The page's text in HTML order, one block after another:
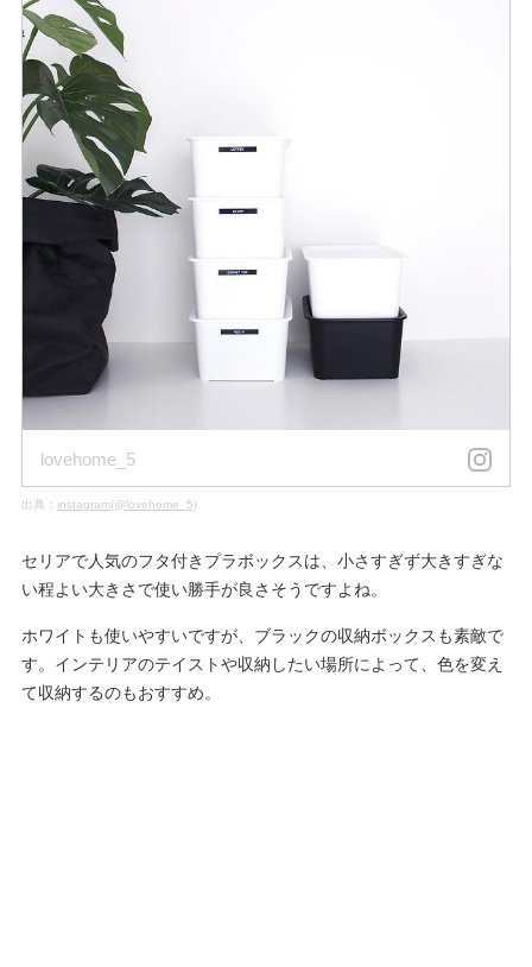
lovehome_5
出典： instagram(@lovehome_5)
セリアで人気のフタ付きプラボックスは、小さすぎず大きすぎな
い程よい大きさで使い勝手が良さそうですよね。
ホワイトも使いやすいですが、ブラックの収納ボックスも素敵で
す。インテリアのテイストや収納したい場所によって、色を変え
て収納するのもおすすめ。